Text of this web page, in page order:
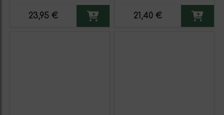
23,95 € 21,40 €